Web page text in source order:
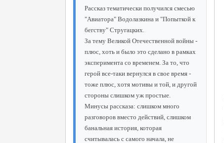
Рассказ тематически получился смесью
"Авиатора" Водолазкина и "Попыткой к
бегству" Стругацких.
За тему Великой Отечественной войны -
плюс, хоть и было это сделано в рамках
эксперимента со временем. За то, что
герой все-таки вернулся в свое время -
тоже плюс, хотя мотивы и той, и другой
стороны слишком уж простые.
Минусы рассказа: слишком много
разговоров вместо действий, слишком
банальная история, которая
считывалась с самого начала, не